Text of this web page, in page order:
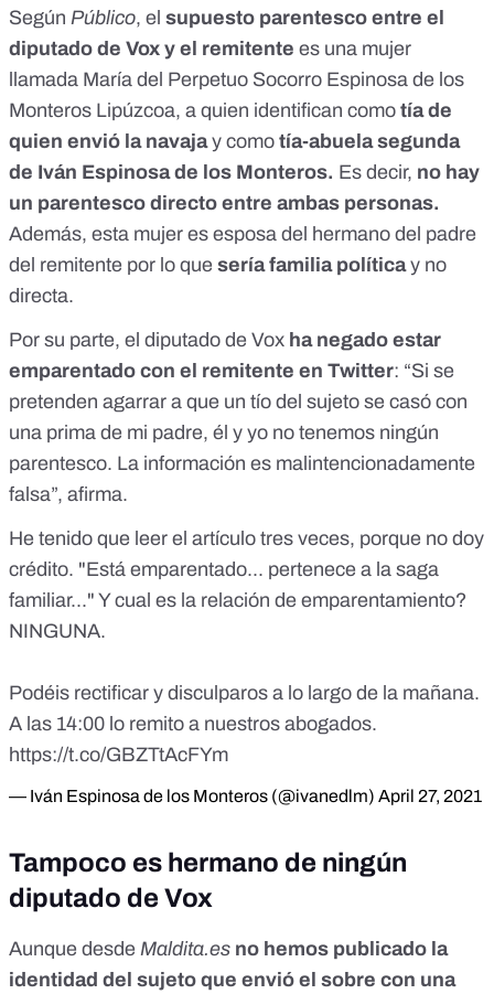
Según Público, el supuesto parentesco entre el
diputado de Vox y el remitente es una mujer
llamada María del Perpetuo Socorro Espinosa de los
Monteros Lipúzcoa, a quien identifican como tía de
quien envió la navajay como tía-abuela segunda
de Iván Espinosa de los Monteros. Es decir, no hay
un parentesco directo entre ambas personas.
Además, esta mujer es esposa del hermano del padre
del remitente por lo que sería familia políticay no
directa.
Por su parte, el diputado de Vox ha negado estar
emparentado con el remitente en Twitter: “Si se
pretenden agarrar a que un tío del sujeto se casó con
una prima de mi padre, él y yo no tenemos ningún
parentesco. La información es malintencionadamente
falsa”, afirma.
He tenido que leer el artículo tres veces, porque no doy
crédito. "Está emparentado... pertenece a la saga
familiar..." Y cual es la relación de emparentamiento?
NINGUNA.
Podéis rectificar y disculparos a lo largo de la mañana.
A las 14:00 lo remito a nuestros abogados.
https://t.co/GBZTtAcFYm
— Iván Espinosa de los Monteros (@ivanedlm) April 27, 2021
Tampoco es hermano de ningún
diputado de Vox
Aunque desde Maldita.es no hemos publicado la
identidad del sujeto que envió el sobre con una